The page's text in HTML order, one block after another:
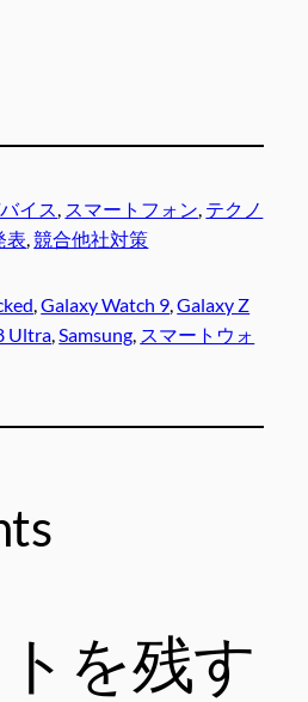
イス スマートフォン テクノ
表 , 競合他社対策
, Galaxy Watch 9 , Galaxy Z
Ultra Samsung スマートウォ
を残す